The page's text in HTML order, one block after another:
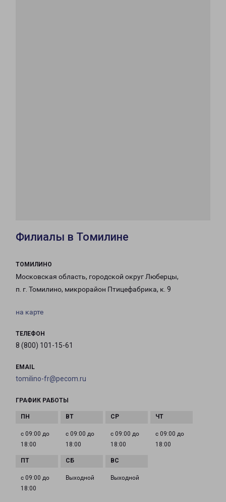
Филиалы в Томилине
ТОМИЛИНО
Московская область, городской округ Люберцы,
п. г. Томилино, микрорайон Птицефабрика, к. 9
на карте
ТЕЛЕФОН
8 (800) 101-15-61
EMAIL
tomilino-fr@pecom.ru
ГРАФИК РАБОТЫ
с 09:00 до
18:00
с 09:00 до
18:00
с 09:00 до
18:00
с 09:00 до
18:00
с 09:00 до
18:00
Выходной Выходной